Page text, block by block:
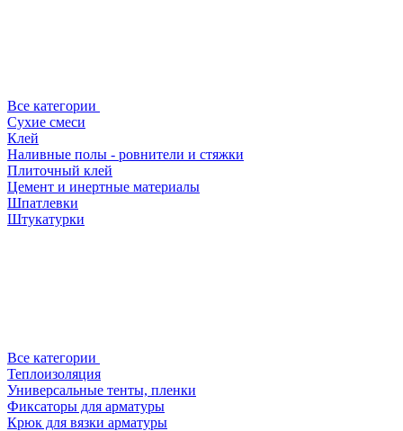
Все категории
Сухие смеси
Клей
Наливные полы - ровнители и стяжки
Плиточный клей
Цемент и инертные материалы
Шпатлевки
Штукатурки
Все категории
Теплоизоляция
Универсальные тенты, пленки
Фиксаторы для арматуры
Крюк для вязки арматуры